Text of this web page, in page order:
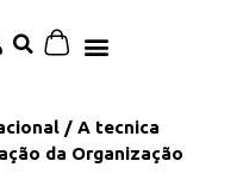
/ A tecnica
da Organização